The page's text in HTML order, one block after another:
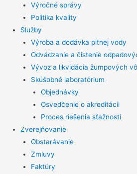
Výročné správy
Politika kvality
Služby
Výroba a dodávka pitnej vody
Odvádzanie a čistenie
Vývoz a likvidácia žumpových
Skúšobné laboratórium
Objednávky
Osvedčenie o akreditácii
Proces riešenia sťažnosti
Zverejňovanie
Obstarávanie
Zmluvy
Faktúry